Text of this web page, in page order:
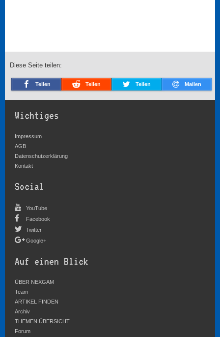
Diese Seite teilen:
Teilen Teilen Teilen Mailen
Wichtiges
Impressum
AGB
Datenschutzerklärung
Kontakt
Social
YouTube
Facebook
Twitter
Google+
Auf einen Blick
ÜBER NEXGAM
Team
ARTIKEL FINDEN
Archiv
THEMEN ÜBERSICHT
Forum